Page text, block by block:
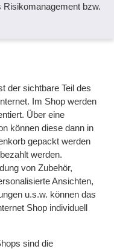
bzw.
der sichtbare Teil des
Im Shop werden
Über eine
können diese dann in
gepackt werden
werden.
von Zubehör,
Ansichten,
u.s.w. können das
Shop individuell
sind die